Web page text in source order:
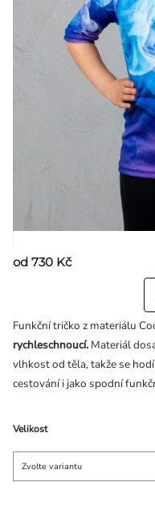
od 730 Kč
Velikost
Funkční tričko z materiálu
rychleschnoucí. Materiál
vlhkost od těla, takže se
cestování i jako spodní